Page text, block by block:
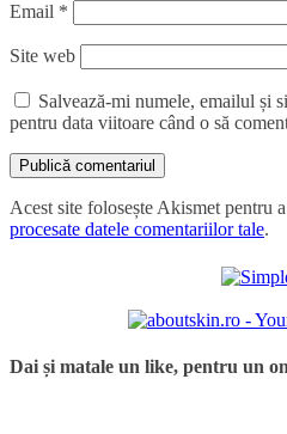
Email *
Site web
Salvează-mi numele, emailul și
pentru data viitoare când o să
Acest site folosește Akismet pentru
procesate datele comentariilor tale.
Dai și matale un like, pentru un